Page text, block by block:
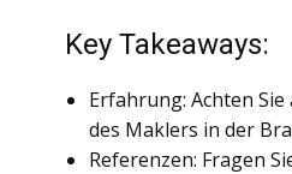
Key Takeaways:
Erfahrung: Achten
des Maklers in der
Referenzen: Fragen